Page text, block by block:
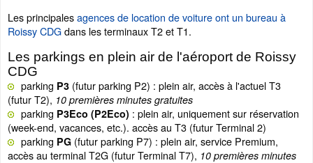
Les principalesagences de location de voiture ont un bureau à
Roissy CDGdans les terminaux T2 et T1.
Les parkings en plein air de l'aéroport de Roissy
CDG
parking P3 (futur parking P2) : plein air, accès à l'actuel T3
(futur T2), 10 premières minutes gratuites
parking P3Eco (P2Eco) : plein air, uniquement sur réservation
(week-end, vacances, etc.). accès au T3 (futur Terminal 2)
parking PG (futur parking P7) : plein air, service Premium,
accès au terminal T2G (futur Terminal T7), 10 premières minutes